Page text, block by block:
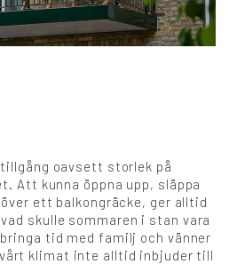
+
NO FI DE
PL
oavsett storlek på
Att kunna öppna upp, släppa
ett balkongräcke, ger alltid
skulle sommaren i stan vara
tid med familj och vänner
vårt klimat inte alltid inbjuder till